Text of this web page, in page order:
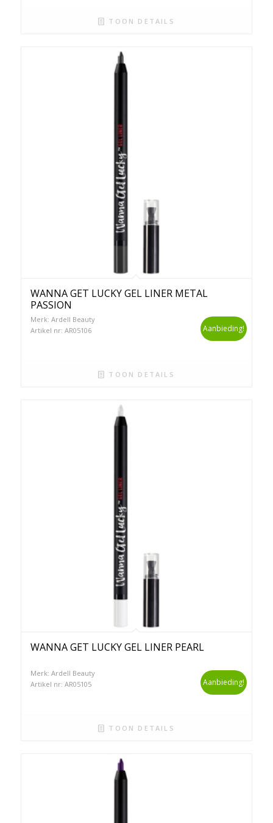
TOON DETAILS
WANNA GET LUCKY GEL LINER METAL
PASSION
Merk: Ardell Beauty
Artikel nr: AR05106
Aanbieding!
TOON DETAILS
WANNA GET LUCKY GEL LINER PEARL
Merk: Ardell Beauty
Artikel nr: AR05105
Aanbieding!
TOON DETAILS